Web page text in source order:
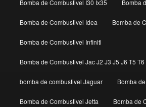
Bomba de Combustivel I30 Ix35 Bomba
Bomba de Combustivel Idea Bomba de
Bomba de Combustivel Infiniti
Bomba de Combustivel Jac J2 J3 J5 J6 T5 T6
bomba de combustivel Jaguar Bomba
Bomba de Combustivel Jetta Bomba de